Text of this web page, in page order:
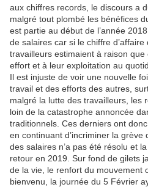
aux chiffres records, le discours a
malgré tout plombé les bénéfices
est partie au début de l’année
de salaires car si le chiffre
travailleurs estimaient à raison
effort et à leur exploitation au
Il est injuste de voir une nouvelle
travail et des efforts des autres,
malgré la lutte des travailleurs, les
loin de la catastrophe annoncée
traditionnels. Ces derniers ont
en continuant d’incriminer la
des salaires n’a pas été résolu et
retour en 2019. Sur fond de gilets
de la vie, le renfort du mouvement
bienvenu, la journée du 5 Février